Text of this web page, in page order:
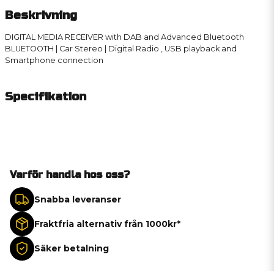
Beskrivning
DIGITAL MEDIA RECEIVER with DAB and Advanced Bluetooth
BLUETOOTH | Car Stereo | Digital Radio , USB playback and
Smartphone connection
Specifikation
Varför handla hos oss?
Snabba leveranser
Fraktfria alternativ från 1000kr*
Säker betalning